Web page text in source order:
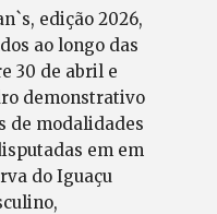
edição 2026,
ao longo das
30 de abril e
demonstrativo
de modalidades
em em
do Iguaçu